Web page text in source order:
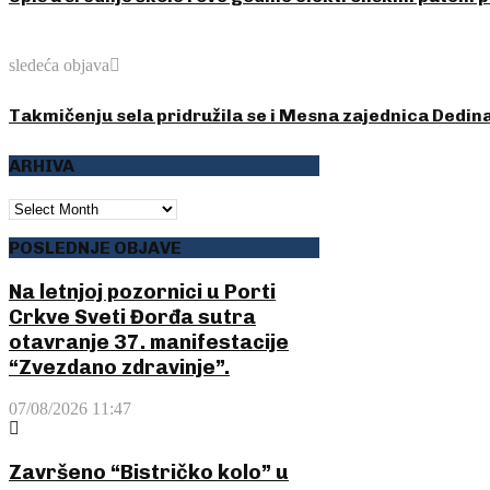
sledeća objava
Takmičenju sela pridružila se i Mesna zajednica
ARHIVA
ARHIVA
POSLEDNJE OBJAVE
Na letnjoj pozornici u Porti
Crkve Sveti Đorđa sutra
otavranje 37. manifestacije
“Zvezdano zdravinje”.
07/08/2026 11:47
Završeno “Bistričko kolo” u